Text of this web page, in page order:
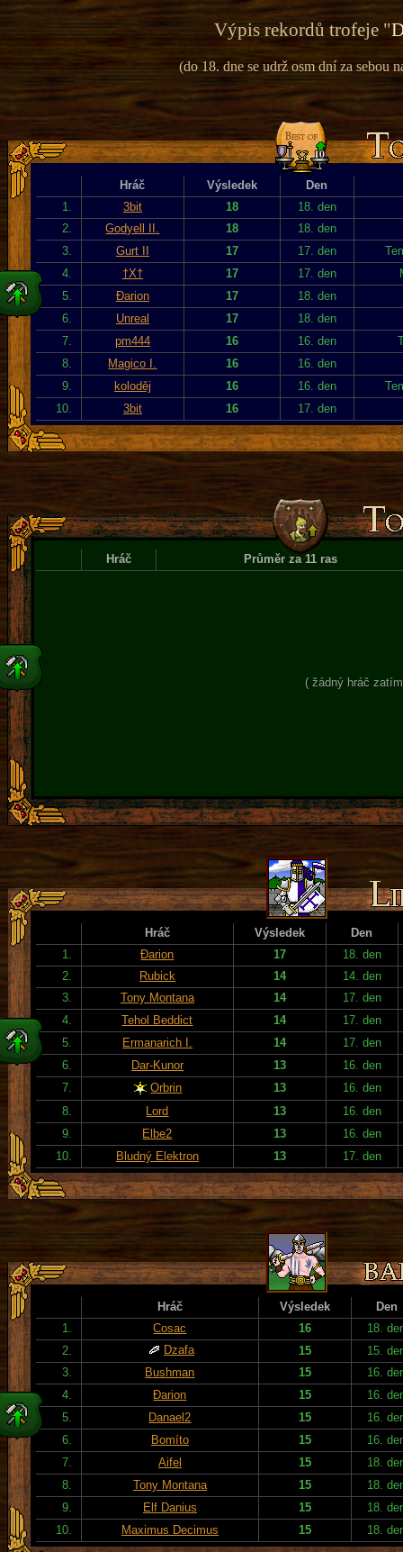
Výpis rekordů trofeje "
(do 18. dne se udrž osm dní za sebou
Hráč Výsledek
Den
1.
3bit 18
18. den
2.
Godyell II. 18
18. den
3.
Gurt II 17 17. den
4.
†X† 17 17. den
5.
Đarion 17
18. den
6.
Unreal 17
18. den
7.
pm444 16 16. den
8.
Magico I. 16
16. den
9.
koloděj 16 16. den
10.
3bit 16 17. den
Hráč Průměr za 11 ras
( žádný hráč
Hráč Výsledek
Den
1.
Đarion 17
18. den
2.
Rubick 14
14. den
3.
Tony Montana 14
17. den
4.
Tehol Beddict 14
17. den
5.
Ermanarich I. 14
17. den
6.
Dar-Kunor 13
16. den
7.
Orbrin 13
16. den
8.
Lord 13
16. den
9.
Elbe2 13
16. den
10.
Bludný Elektron 13 17. den
Hráč Výsledek
Den
1.
Cosac 16
18.
2.
Dzafa 15
15.
3.
Bushman 15
16.
4.
Đarion 15
16.
5.
Danael2 15
16.
6.
Bomíto 15
16.
7.
Aifel 15
18.
8.
Tony Montana 15
18.
9.
Elf Danius 15
18.
10.
Maximus Decimus 15 18.